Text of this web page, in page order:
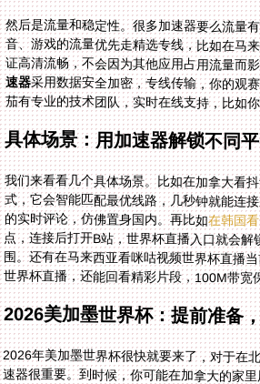
然后是流量和稳定性。很多加速器要么流量
证高清流畅，不会因为其他应用占用流量而
速器采用数据安全加密，专线传输，你的观
茄有专业的技术团队，实时在线支持，比如
具体场景：用加速器解锁不同
我们来看看几个具体场景。比如在加拿大
的实时评论，仿佛置身国内。再比如在韩国
围。还有在马来西亚看咪咕视频世界杯直播
世界杯直播，还能回看精彩片段，100M带宽
2026美加墨世界杯：提前准备
2026年美加墨世界杯很快就要来了，对于在
速器很重要。到时候，你可能在加拿大的家